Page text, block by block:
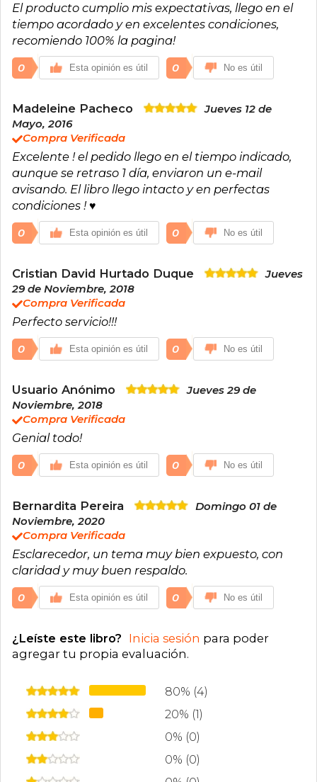
Su obra combina el periodismo de
investigación, el ensayo y la denuncia social,
abordando temas como el capitalismo de
marca, el neoliberalismo, la manipulación
mediática y la justicia climática. Ha sido
profesora universitaria, columnista en medios
Británica.
Entre sus obras más famosas encontramos: No
(2004) o el La doctrina del shock (2007).
El producto cumplio mis expectativas, llego en el
tiempo acordado y en excelentes condiciones,
recomiendo 100% la pagina!
0 Esta opinión es útil 0 No es útil
Madeleine Pacheco
Jueves 12 de
Mayo, 2016
Compra Verificada
Excelente ! el pedido llego en el tiempo indicado,
aunque se retraso 1 día, enviaron un e-mail
avisando. El libro llego intacto y en perfectas
condiciones ! ♥
0 Esta opinión es útil 0 No es útil
Cristian David Hurtado Duque
Jueves
29 de Noviembre, 2018
Compra Verificada
Perfecto servicio!!!
0 Esta opinión es útil 0 No es útil
Usuario Anónimo
Jueves 29 de
Noviembre, 2018
Compra Verificada
Genial todo!
0 Esta opinión es útil 0 No es útil
Bernardita Pereira
Domingo 01 de
Noviembre, 2020
Compra Verificada
Esclarecedor, un tema muy bien expuesto, con
claridad y muy buen respaldo.
0 Esta opinión es útil 0 No es útil
¿Leíste este libro? Inicia sesión para poder
agregar tu propia evaluación.
80% (4)
20% (1)
0% (0)
0% (0)